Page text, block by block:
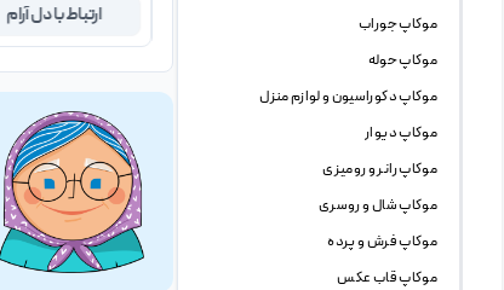
موکاپ جوراب
موکاپ حوله
موکاپ دکوراسیون و لوازم منزل
موکاپ دیوار
موکاپ رانر و رومیزی
موکاپ شال و روسری
موکاپ فرش و پرده
موکاپ قاب عکس
ارتباط با دل آرام